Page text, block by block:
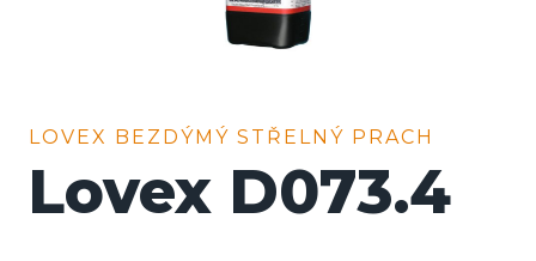
LOVEX BEZDÝMÝ STŘELNÝ PRACH
Lovex D073.4